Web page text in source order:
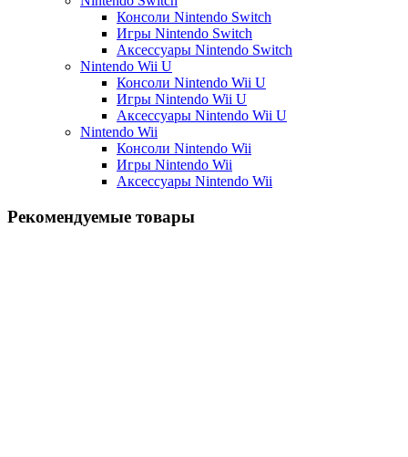
Консоли Nintendo Switch
Игры Nintendo Switch
Аксессуары Nintendo Switch
Nintendo Wii U
Консоли Nintendo Wii U
Игры Nintendo Wii U
Аксессуары Nintendo Wii U
Nintendo Wii
Консоли Nintendo Wii
Игры Nintendo Wii
Аксессуары Nintendo Wii
Рекомендуемые товары